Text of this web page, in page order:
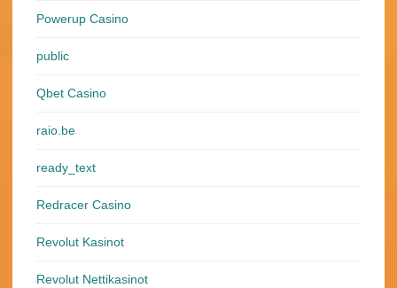
Powerup Casino
public
Qbet Casino
raio.be
ready_text
Redracer Casino
Revolut Kasinot
Revolut Nettikasinot